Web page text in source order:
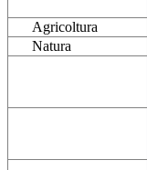
Agricoltura
Natura